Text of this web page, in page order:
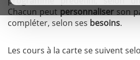
Chacun peut personnaliser son
compléter, selon ses besoins.
Les cours à la carte se suivent